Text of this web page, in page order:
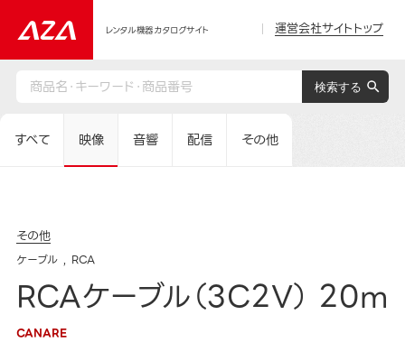
レンタル機器カタログサイト 運営会社サイトトップ
すべて 映像 音響 配信 その他
その他
ケーブル RCA
RCAケーブル（3C2V） 20m
CANARE